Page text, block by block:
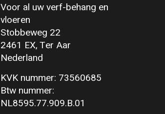
Voor al uw verf-behang en
vloeren
Stobbeweg 22
2461 EX, Ter Aar
Nederland
KVK nummer: 73560685
Btw nummer:
NL8595.77.909.B.01